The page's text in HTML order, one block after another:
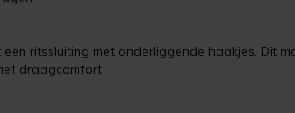
ritssluiting met onderliggende haakjes. Dit
draagcomfort